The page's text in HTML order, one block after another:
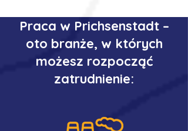
Praca w Prichsenstadt –
oto branże, w których
możesz rozpocząć
zatrudnienie: